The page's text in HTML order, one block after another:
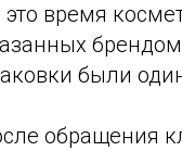
это время
были
обращения